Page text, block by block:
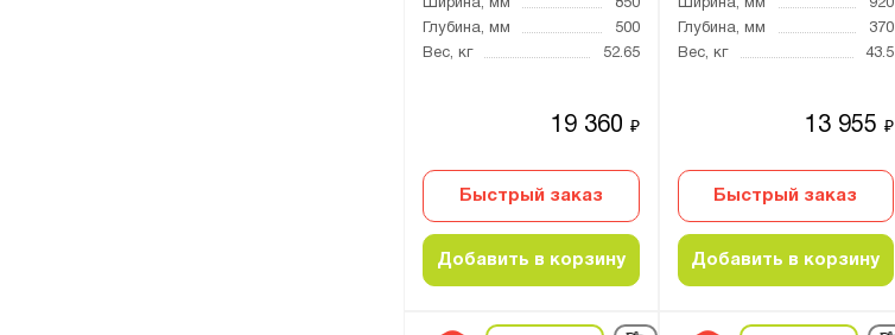
Ширина, мм
850
Глубина, мм
500
Вес, кг
52.65
19 360 ₽
Быстрый заказ
Добавить в корзину
Ширина, мм
920
Глубина, мм
370
Вес, кг
43.5
13 955₽
Быстрый заказ
Добавить в корзину